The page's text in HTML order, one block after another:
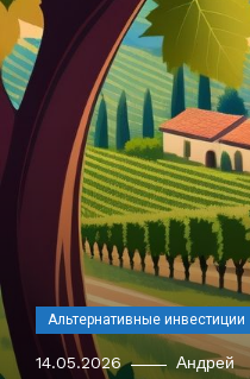
Альтернативные инвестиции
14.05.2026 Андрей